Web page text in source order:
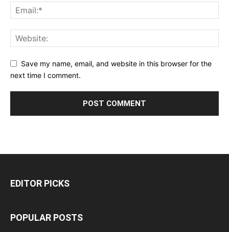
Save my name, email, and website in this browser for the
next time I comment.
EDITOR PICKS
POPULAR POSTS